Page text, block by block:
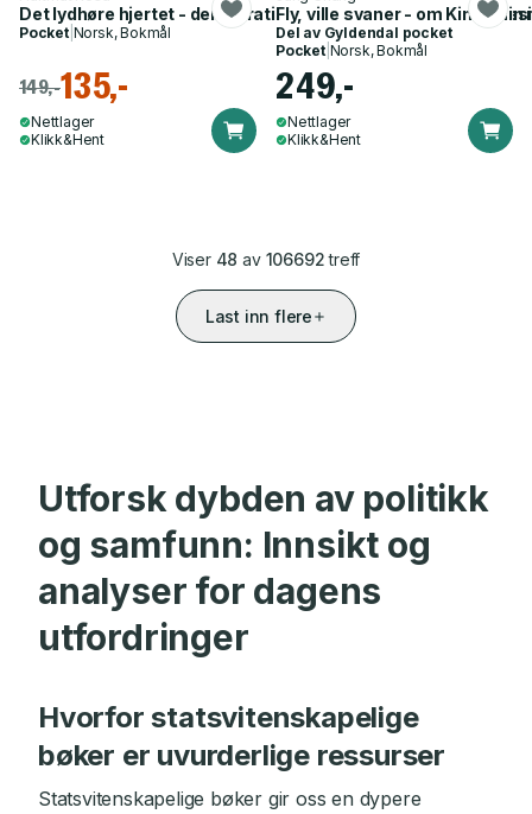
Det lydhøre hjertet - demokratiet trenger religion : om et
Pocket| Norsk, Bokmål
149,-135,-
Nettlager
Klikk&Hent
Fly, ville svaner - om Kina,
Del av Gyldendal pocket
Pocket| Norsk, Bokmål
249,-
Nettlager
Klikk&Hent
Viser 48 av 106692treff
Last inn flere
Utforsk dybden av politikk
og samfunn: Innsikt og
analyser for dagens
utfordringer
Hvorfor statsvitenskapelige
bøker er uvurderlige ressurser
Statsvitenskapelige bøker gir oss en dypere